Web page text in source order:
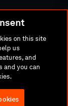
Cookie
on this site
us
and
and you can